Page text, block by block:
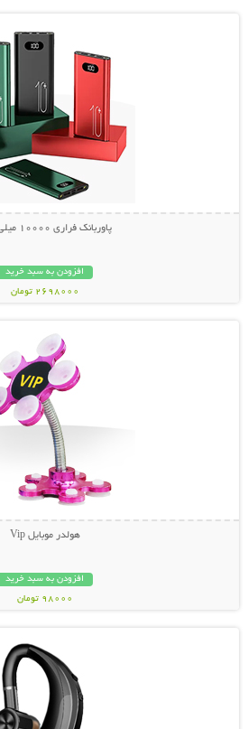
پاوربانک فراری 10000 میلی آمپر
افزودن به سبد خرید
2698000 تومان
نمایش توضیحات بیشتر
هولدر موبایل Vip
افزودن به سبد خرید
98000 تومان
نمایش توضیحات بیشتر